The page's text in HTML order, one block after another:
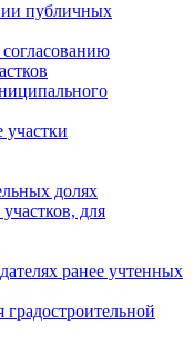
публичных
долях
для
ранее учтенных